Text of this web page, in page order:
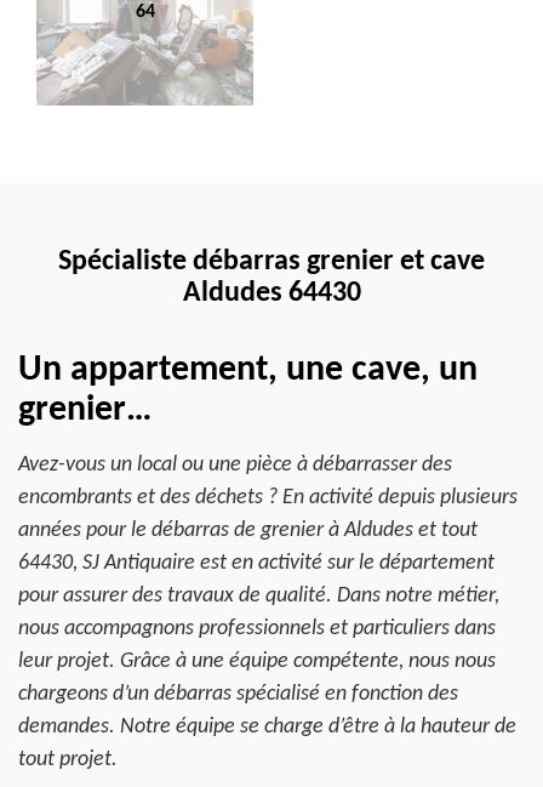
64
Spécialiste débarras grenier et cave
Aldudes 64430
Un appartement, une cave, un
grenier…
Avez-vous un local ou une pièce à débarrasser des
encombrants et des déchets ? En activité depuis plusieurs
années pour le débarras de grenier à Aldudes et tout
64430, SJ Antiquaire est en activité sur le département
pour assurer des travaux de qualité. Dans notre métier,
nous accompagnons professionnels et particuliers dans
leur projet. Grâce à une équipe compétente, nous nous
chargeons d’un débarras spécialisé en fonction des
demandes. Notre équipe se charge d’être à la hauteur de
tout projet.